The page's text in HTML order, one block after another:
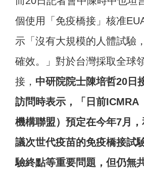
個使用「免疫橋接」核准
示「沒有大規模的人體試驗
確效。」對於台灣採取全球
接， 中研院院士陳培哲20日
訪問時表示，「日前ICMRA
機構聯盟）預定在今年7月
議次世代疫苗的免疫橋接試
驗終點等重要問題，但仍無